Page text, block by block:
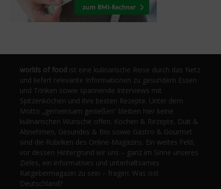
worlds of food ist eine kulinarische Reise durch das Netz
und liefert relevante Informationen zu gesundem Essen
und Trinken sowie spannende Interviews mit
Spitzenköchen und ihre besten Rezepte. Unter dem
Motto „gemeinsam genießen“ bleiben hier keine
kulinarischen Wünsche offen. Kochen & Rezepte, Diät &
Abnehmen, Gesundes & Bio sowie Gastro & Gourmet
sind die Rubriken des Online-Magazins. Ein weites Feld,
vor dessen Hintergrund wir uns – ganz im Sinne unseres
Zieles, ein informatives und unterhaltsames
Ratgebermagazin zu sein – fragen: Was isst
Deutschland?